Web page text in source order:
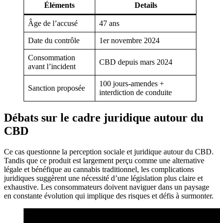
Éléments Details
Âge de l’accusé 47 ans
Date du contrôle 1er novembre 2024
Consommation
avant l’incident
CBD depuis mars 2024
Sanction proposée
100 jours-amendes +
interdiction de conduite
Débats sur le cadre juridique autour du
CBD
Ce cas questionne la perception sociale et juridique autour du CBD.
Tandis que ce produit est largement perçu comme une alternative
légale et bénéfique au cannabis traditionnel, les complications
juridiques suggèrent une nécessité d’une législation plus claire et
exhaustive. Les consommateurs doivent naviguer dans un paysage
en constante évolution qui implique des risques et défis à surmonter.